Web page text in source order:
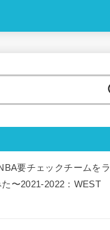
要チェックチームをラ
〜2021-2022：WEST